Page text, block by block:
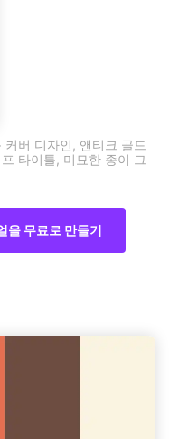
버 디자인, 앤티크 골드
타이틀, 미묘한 종이 그
을 무료로 만들기